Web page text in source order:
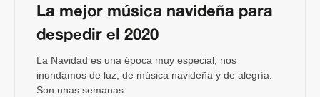
La mejor música navideña para
despedir el 2020
La Navidad es una época muy especial; nos
inundamos de luz, de música navideña y de alegría.
Son unas semanas